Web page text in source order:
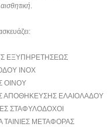
ΕΞΥΠΗΡΕΤΗΣΕΩΣ
ΙΝΟΧ
ΟΙΝΟΥ
ΑΠΟΘΗΚΕΥΣΗΣ ΕΛΑΙΟΛΑΔΟΥ
ΣΤΑΦΥΛΟΔΟΧΟΙ
ΤΑΙΝΙΕΣ ΜΕΤΑΦΟΡΑΣ